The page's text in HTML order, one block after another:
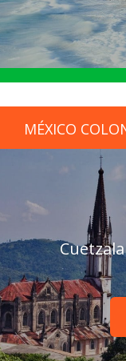
MÉXICO